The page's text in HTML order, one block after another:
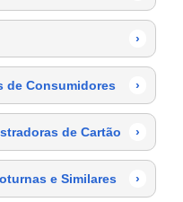
›
de Consumidores ›
de Cartão ›
e Similares ›